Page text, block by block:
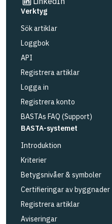
Verktyg
Sök artiklar
Loggbok
API
Registrera artiklar
Logga in
Registrera konto
BASTAs FAQ (Support)
BASTA-systemet
Introduktion
Kriterier
Betygsnivåer & symboler
Certifieringar av byggnader
Registrera artiklar
Aviseringar